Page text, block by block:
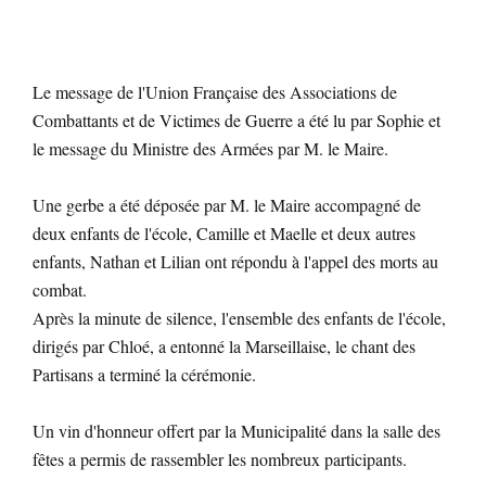
Le message de l'Union Française des Associations de
Combattants et de Victimes de Guerre a été lu par Sophie et
le message du Ministre des Armées par M. le Maire.
Une gerbe a été déposée par M. le Maire accompagné de
deux enfants de l'école, Camille et Maelle et deux autres
enfants, Nathan et Lilian ont répondu à l'appel des morts au
combat.
Après la minute de silence, l'ensemble des enfants de l'école,
dirigés par Chloé, a entonné la Marseillaise, le chant des
Partisans a terminé la cérémonie.
Un vin d'honneur offert par la Municipalité dans la salle des
fêtes a permis de rassembler les nombreux participants.